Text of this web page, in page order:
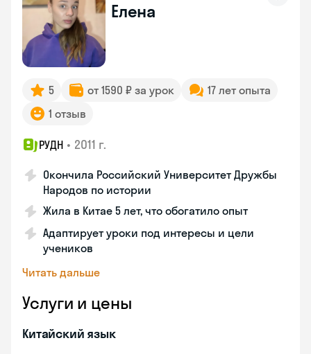
Елена
5 от 1590 ₽ за урок
17 лет опыта
1 отзыв
РУДН • 2011 г.
Окончила Российский Университет Дружбы
Народов по истории
Жила в Китае 5 лет, что обогатило опыт
Адаптирует уроки под интересы и цели
учеников
Читать дальше
Услуги и цены
Китайский язык